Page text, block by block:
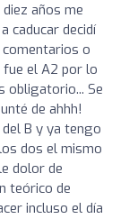
años me
caducar decidí
o
el A2 por lo
obligatorio... Se
de ahhh!
B y ya tengo
dos el mismo
dolor de
teórico de
incluso el día